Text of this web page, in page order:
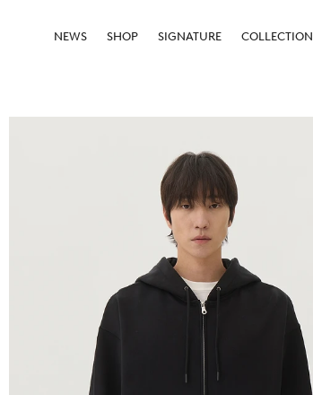
NEWS SHOP SIGNATURE COLLECTION